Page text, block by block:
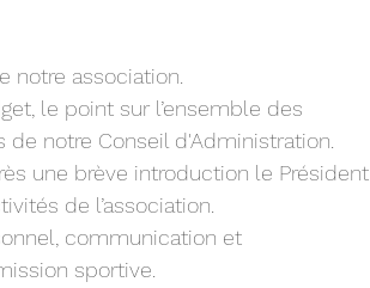
notre association.
le point sur l’ensemble des
notre Conseil d'Administration.
une brève introduction le Président
de l’association.
communication et
sportive.